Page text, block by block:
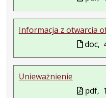
Informacja z otwarcia
doc,
Unieważnienie
pdf,